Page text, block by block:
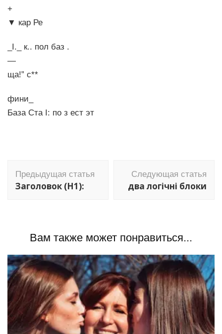
+
▼ кар Ре
_І._ к.. пол баз .
—
ща!” с**
фини_
База Ста I: по з ест эт
по
записям
Предыдущая статья
Заголовок (H1):
Следующая статья
два логічні блоки
Вам также может понравиться...